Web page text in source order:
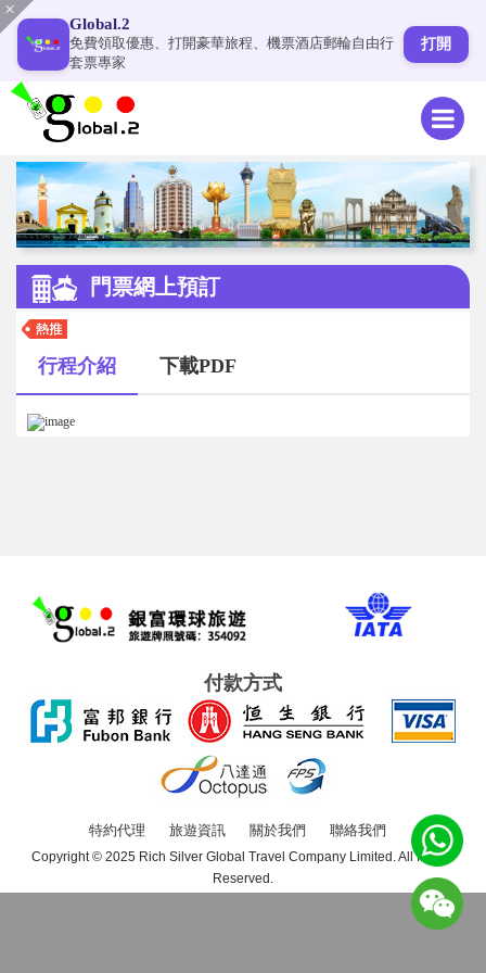
Global.2
免費領取優惠、打開豪華旅程、機票酒店郵輪自由行
套票專家
打開
門票網上預訂
行程介紹 下載PDF
付款方式
特約代理 旅遊資訊 關於我們 聯絡我們
Copyright © 2025 Rich Silver Global Travel Company Limited. All Rights
Reserved.